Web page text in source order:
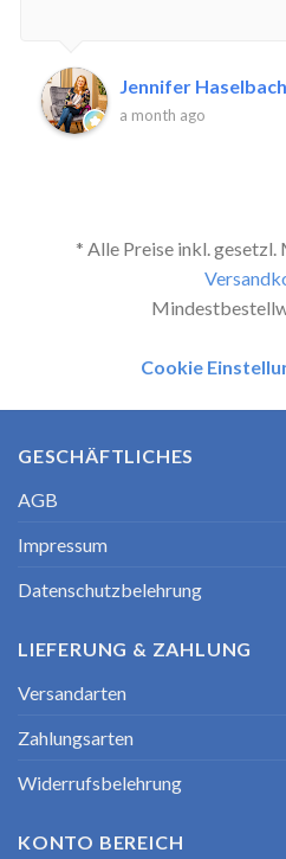
Jennifer
a month ago
* Alle Preise inkl.
Cookie
GESCHÄFTLICHES
AGB
Impressum
Datenschutzbelehrung
LIEFERUNG & ZAHLUNG
Versandarten
Zahlungsarten
Widerrufsbelehrung
KONTO BEREICH